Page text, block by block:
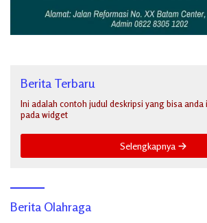
Berita Terbaru
Ini adalah contoh judul deskripsi yang bisa anda
pada widget
Selengkapnya
Berita Olahraga